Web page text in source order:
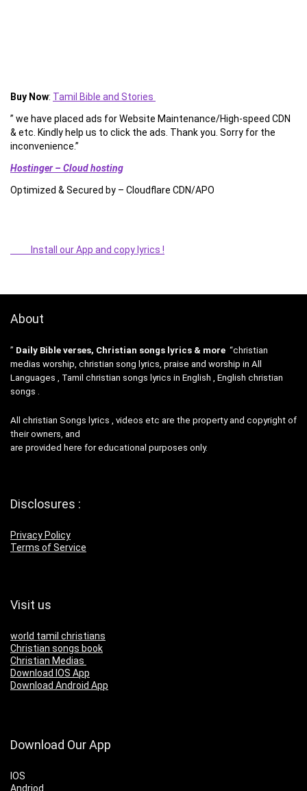
Buy Now: Tamil Bible and Stories
” we have placed ads for Website Maintenance/High-speed CDN
& etc. Kindly help us to click the ads. Thank you. Sorry for the
inconvenience.”
Hostinger – Cloud hosting
Optimized & Secured by – Cloudflare CDN/APO
Install our App and copy lyrics !
About
” Daily Bible verses, Christian songs lyrics & more “christian
medias worship, christian song lyrics, praise and worship in All
Languages , Tamil christian songs lyrics in English , English christian
songs .
All christian Songs lyrics , videos etc are the property and copyright of
their owners, and
are provided here for educational purposes only.
Disclosures :
Privacy Policy
Terms of Service
Visit us
world tamil christians
Christian songs book
Christian Medias
Download IOS App
Download Android App
Download Our App
IOS
Andriod